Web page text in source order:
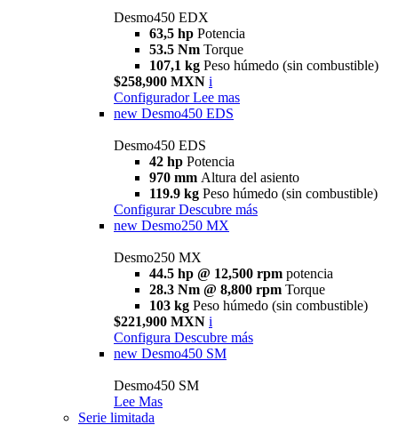
Desmo450 EDX
63,5 hp Potencia
53.5 Nm Torque
107,1 kg Peso húmedo (sin combustible)
$258,900 MXN i
Configurador Lee mas
new Desmo450 EDS
Desmo450 EDS
42 hp Potencia
970 mm Altura del asiento
119.9 kg Peso húmedo (sin combustible)
Configurar Descubre más
new Desmo250 MX
Desmo250 MX
44.5 hp @ 12,500 rpm potencia
28.3 Nm @ 8,800 rpm Torque
103 kg Peso húmedo (sin combustible)
$221,900 MXN i
Configura Descubre más
new Desmo450 SM
Desmo450 SM
Lee Mas
Serie limitada